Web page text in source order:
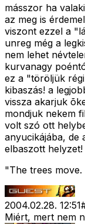
másszor ha
az meg is
viszont ezzel a
unreg még a
nem lehet
kurvanagy
ez a "töröljük
kibaszás! a
vissza akarjuk
mondjuk nekem
volt szó ott
anyucikájába, de
elbaszott helyzet!
"The trees
2004.02.28. 12:51
Miért, mert nem